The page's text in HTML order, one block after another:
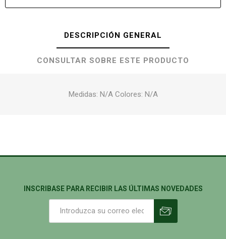
DESCRIPCIÓN GENERAL
CONSULTAR SOBRE ESTE PRODUCTO
Medidas: N/A Colores: N/A
INSCRIBASE PARA RECIBIR LAS ÚLTIMAS NOVEDADES